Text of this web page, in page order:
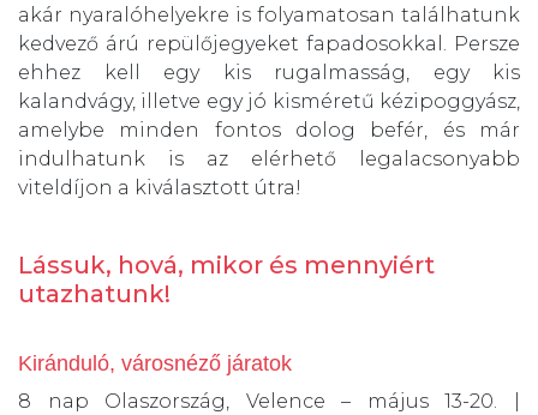
akár nyaralóhelyekre is folyamatosan találhatunk
kedvező árú repülőjegyeket fapadosokkal. Persze
ehhez kell egy kis rugalmasság, egy kis
kalandvágy, illetve egy jó kisméretű kézipoggyász,
amelybe minden fontos dolog befér, és már
indulhatunk is az elérhető legalacsonyabb
viteldíjon a kiválasztott útra!
Lássuk, hová, mikor és mennyiért
utazhatunk!
Kiránduló, városnéző járatok
8 nap Olaszország, Velence – május 13-20. |